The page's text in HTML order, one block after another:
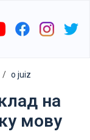
o juiz
на
мову